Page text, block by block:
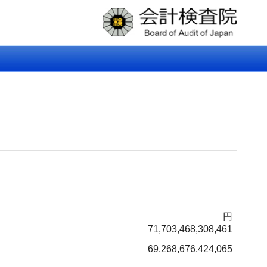
円
71,703,468,308,461
69,268,676,424,065